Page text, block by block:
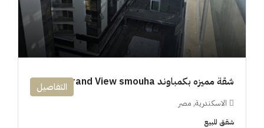
شقة مميزه بكمباوند 194m Grand View smouha
الاسكندرية, مصر
شقق للبيع
التفاصيل